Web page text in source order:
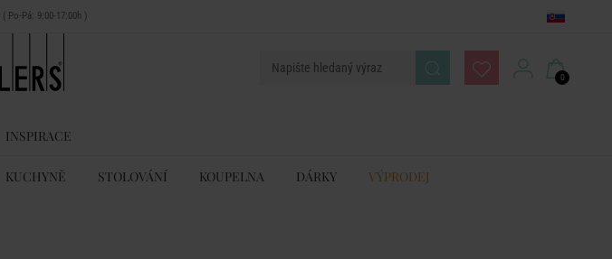
( Po-Pá: 9:00-17:00h )
0
INSPIRACE
KUCHYNĚ STOLOVÁNÍ KOUPELNA DÁRKY VÝPRODEJ